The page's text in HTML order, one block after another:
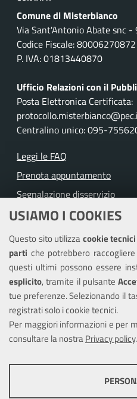
USIAMO I COOKIES
Questo sito utilizzacookie
parti che potrebbero
questi ultimi possono essere
esplicito, tramite il pulsante
tue preferenze. Selezionando il
registrati solo i cookie tecnici.
Per maggiori informazioni e per
consultare la nostraPrivacy policy.
Comune di Misterbianco
Via Sant'Antonio Abate snc -
Codice Fiscale: 80006270872
P. IVA: 01813440870
Ufficio Relazioni con il
Posta Elettronica Certificata:
Centralino unico: 095-
Leggi le FAQ
Prenota appuntamento
Segnalazione disservizio
Richiesta assistenza
Amministrazione trasparente
Informativa privacy
Note legali
Piano di miglioramento del
Dichiarazione di accessibilità